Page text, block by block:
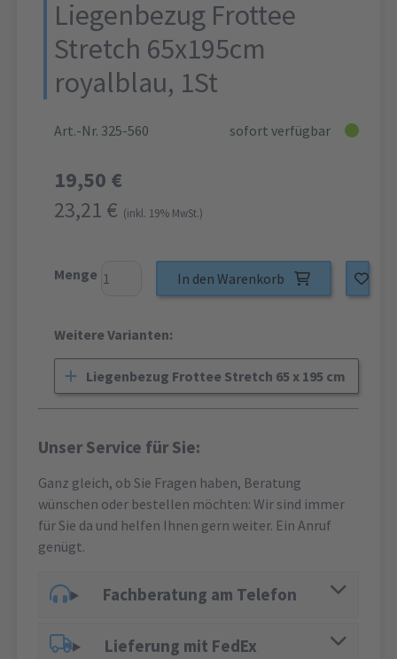
Liegenbezug Frottee
Stretch 65x195cm
royalblau, 1St
Art.-Nr. 325-560 sofort verfügbar
19,50 €
23,21 € (inkl. 19% MwSt.)
Menge In den Warenkorb
Weitere Varianten:
Liegenbezug Frottee Stretch 65 x 195 cm
Unser Service für Sie:
Ganz gleich, ob Sie Fragen haben, Beratung
wünschen oder bestellen möchten: Wir sind immer
für Sie da und helfen Ihnen gern weiter. Ein Anruf
genügt.
Fachberatung am Telefon
Lieferung mit FedEx